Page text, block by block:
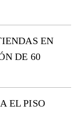
EN
DE 60
EL PISO